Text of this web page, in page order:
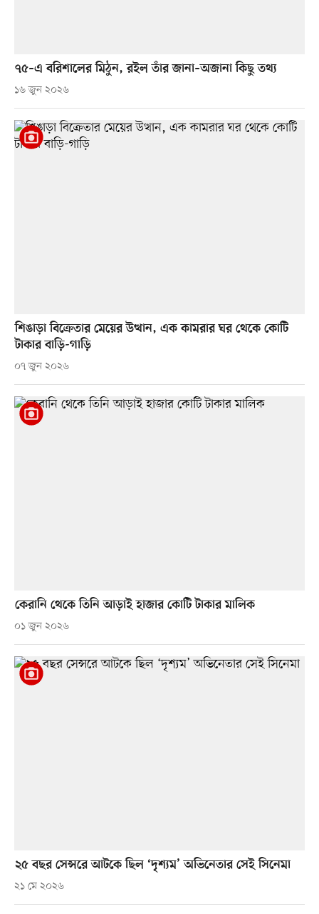
৭৫–এ বরিশালের মিঠুন, রইল তাঁর জানা–অজানা কিছু তথ্য
১৬ জুন ২০২৬
শিঙাড়া বিক্রেতার মেয়ের উত্থান, এক কামরার ঘর থেকে কোটি
টাকার বাড়ি-গাড়ি
০৭ জুন ২০২৬
কেরানি থেকে তিনি আড়াই হাজার কোটি টাকার মালিক
০১ জুন ২০২৬
২৫ বছর সেন্সরে আটকে ছিল ‘দৃশ্যম’ অভিনেতার সেই সিনেমা
২১ মে ২০২৬